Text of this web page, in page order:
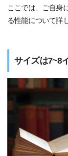
ここでは、ご自身
る性能について詳
サイズは7~8